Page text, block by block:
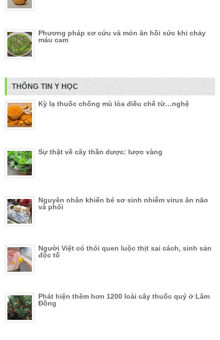
Phương pháp sơ cứu và món ăn hồi sức khi chảy
máu cam
THÔNG TIN Y HỌC
Kỳ lạ thuốc chống mù lòa điều chế từ…nghệ
Sự thật về cây thần dược: lược vàng
Nguyên nhân khiến bé sơ sinh nhiễm virus ăn não
và phổi
Người Việt có thói quen luộc thịt sai cách, sinh sản
độc tố
Phát hiện thêm hơn 1200 loài cây thuốc quý ở Lâm
Đồng